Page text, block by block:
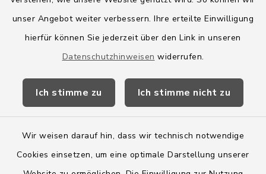
unser Angebot weiter verbessern. Ihre erteilte Einwilligung
hierfür können Sie jederzeit über den Link in unseren
Datenschutzhinweisen widerrufen.
Ich stimme zu Ich stimme nicht zu
Wir weisen darauf hin, dass wir technisch notwendige
Cookies einsetzen, um eine optimale Darstellung unserer
Kreis Segeberg
Wege-Zweckverband
Kontakt